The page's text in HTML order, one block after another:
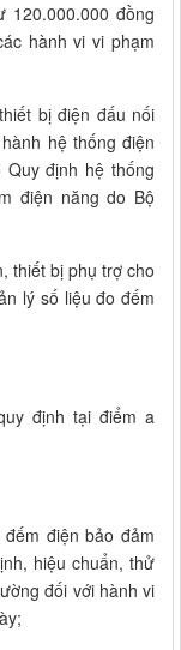
đồng
hành vi vi phạm
bị điện đấu nối
hệ thống điện
định hệ thống
điện năng do Bộ
thiết bị phụ trợ cho
lý số liệu đo đếm
định tại điểm a
điện bảo đảm
hiệu chuẩn, thử
đối với hành vi